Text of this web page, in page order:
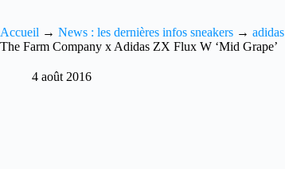
Accueil → News : les dernières infos sneakers → adidas
The Farm Company x Adidas ZX Flux W ‘Mid Grape’
4 août 2016